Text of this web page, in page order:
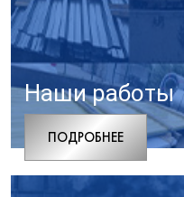
Наши работы
ПОДРОБНЕЕ